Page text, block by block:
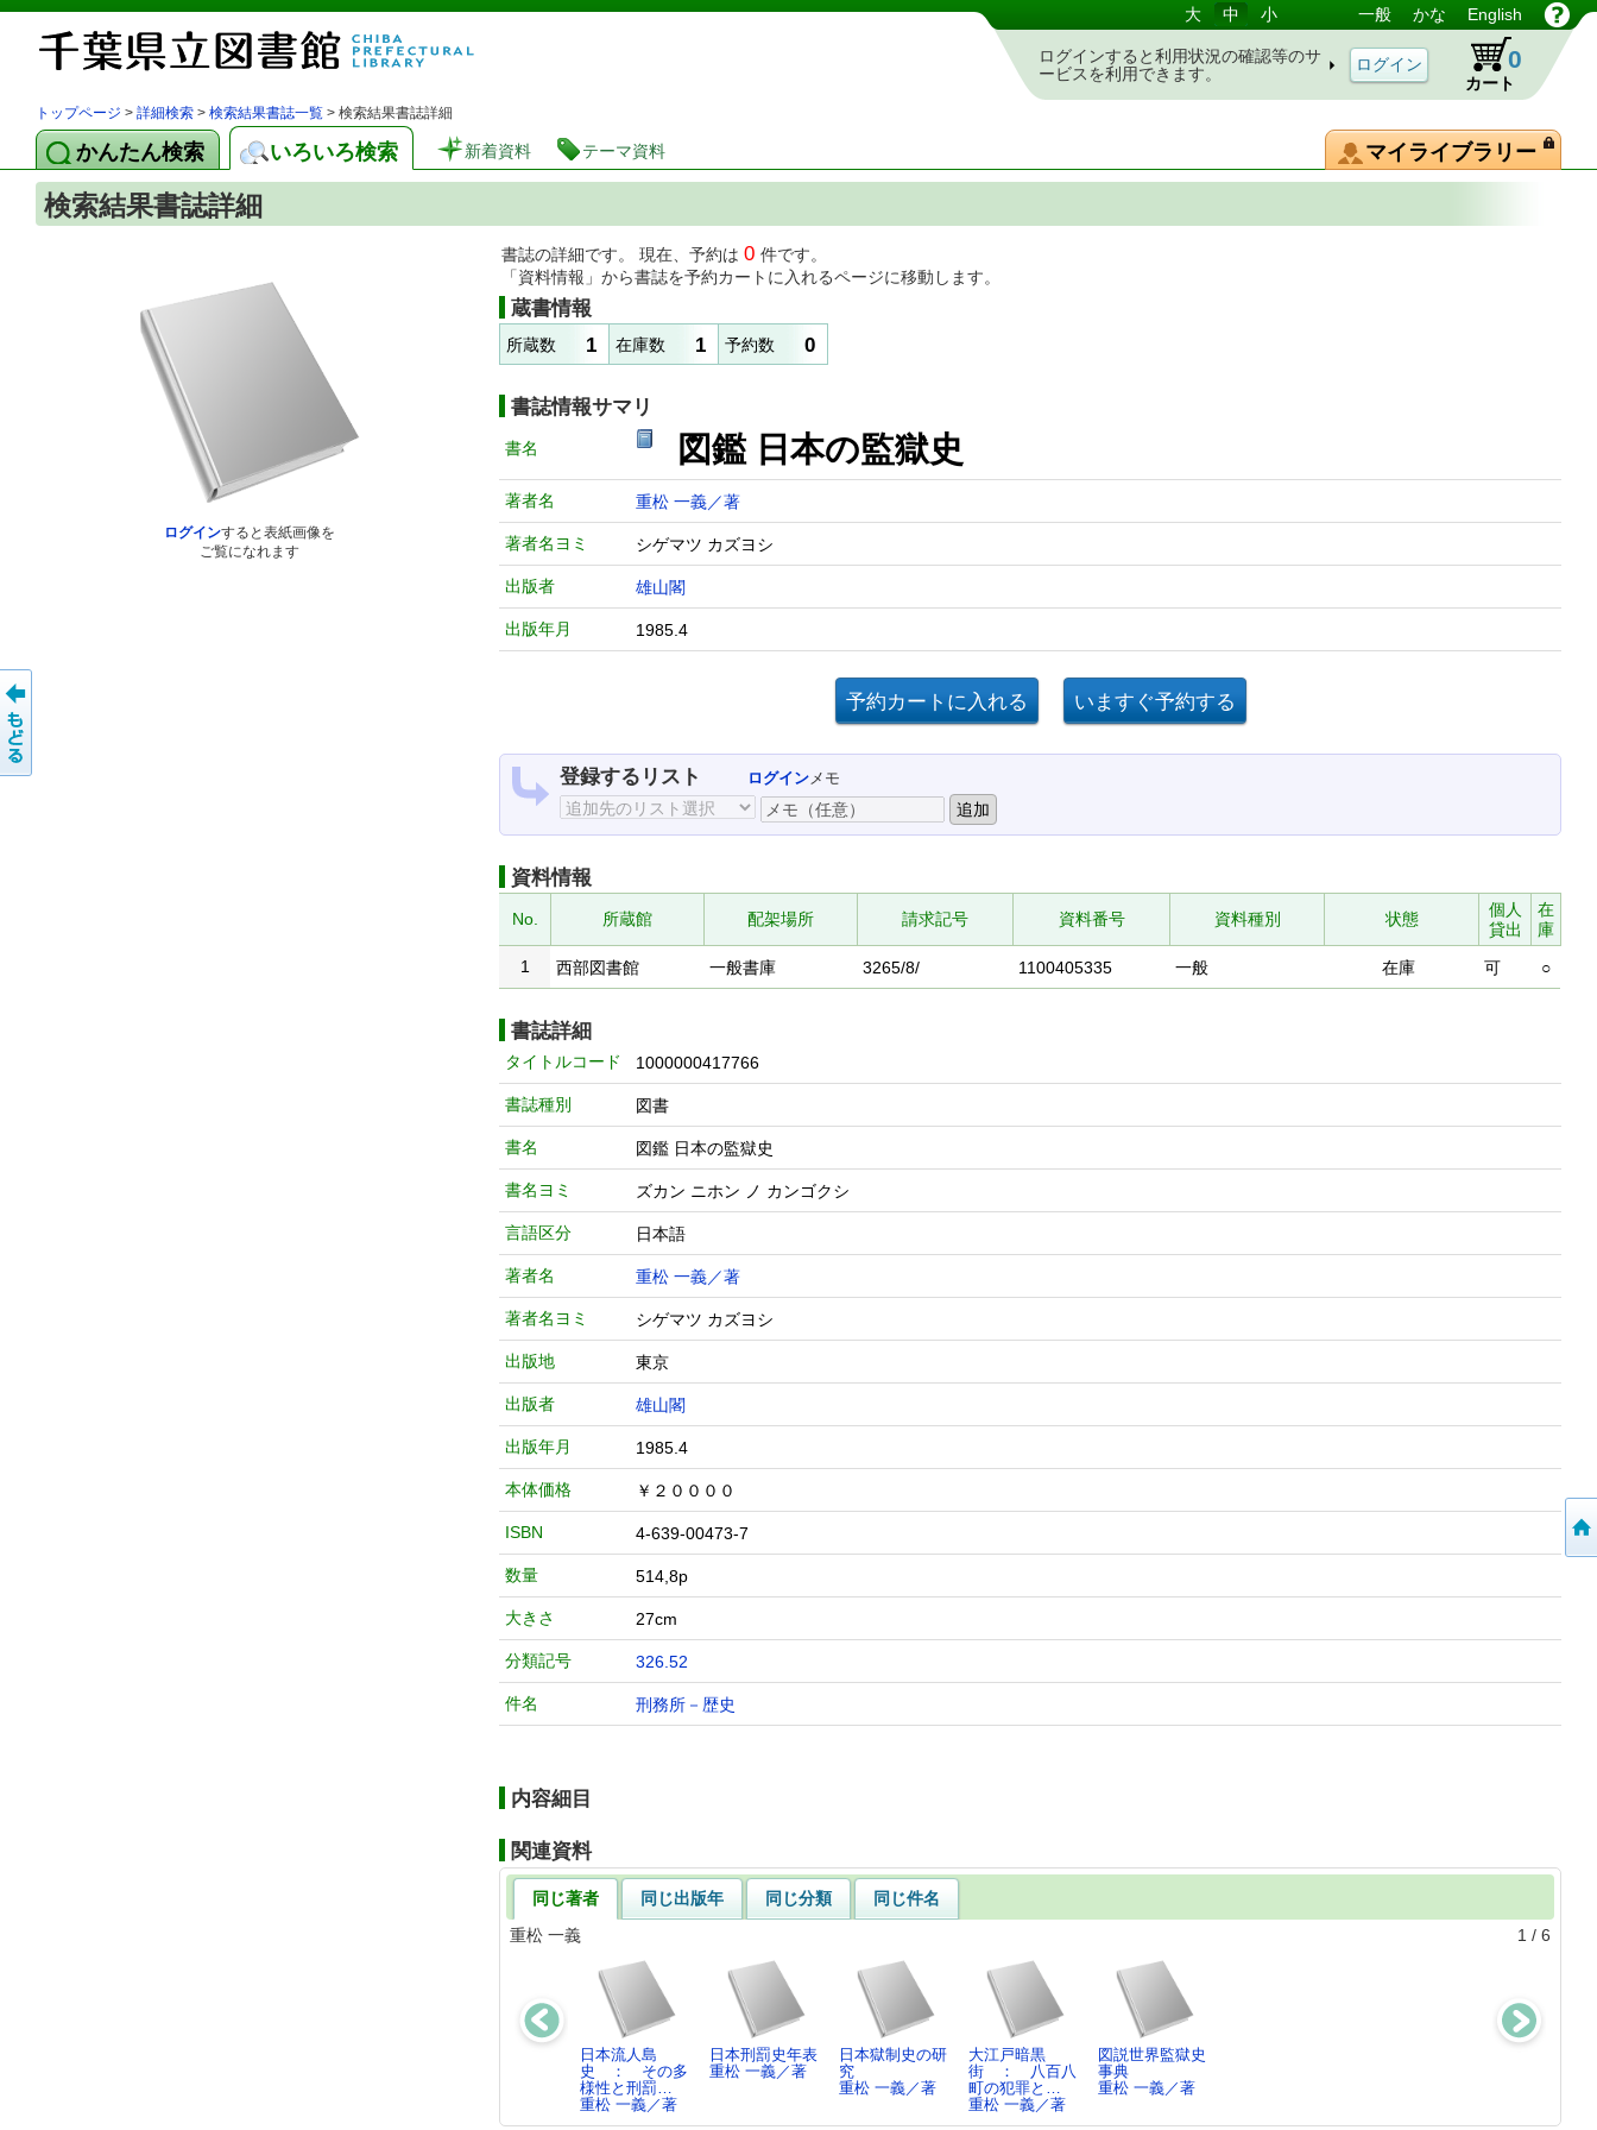
図書館 蔵書検索・予約システム 大 中 小 一般 かな English
ログインすると利用状況の確認等のサ
ービスを利用できます。
カート
0
トップページ > 詳細検索 > 検索結果書誌一覧 > 検索結果書誌詳細
かんたん検索 いろいろ検索 新着資料 テーマ資料 マイライブラリー
検索結果書誌詳細
ログインすると表紙画像を
ご覧になれます
書誌の詳細です。 現在、予約は 0 件です。
「資料情報」から書誌を予約カートに入れるページに移動します。
蔵書情報
所蔵数 1 在庫数 1 予約数 0
書誌情報サマリ
書名 図鑑 日本の監獄史
著者名 重松 一義／著
著者名ヨミ シゲマツ カズヨシ
出版者 雄山閣
出版年月 1985.4
登録するリスト ログインメモ
資料情報
No. 所蔵館 配架場所 請求記号 資料番号 資料種別 状態
個人
貸出
在
庫
1
西部図書館 一般書庫 3265/8/ 1100405335 一般 在庫 可 ○
書誌詳細
タイトルコード 1000000417766
書誌種別 図書
書名 図鑑 日本の監獄史
書名ヨミ ズカン ニホン ノ カンゴクシ
言語区分 日本語
著者名 重松 一義／著
著者名ヨミ シゲマツ カズヨシ
出版地 東京
出版者 雄山閣
出版年月 1985.4
本体価格 ￥２００００
ISBN 4-639-00473-7
数量 514,8p
大きさ 27cm
分類記号 326.52
件名 刑務所－歴史
内容細目
関連資料
同じ著者 同じ出版年 同じ分類
同じ件名
重松 一義
1 / 6
日本流人島
史 ： その多
様性と刑罰…
重松 一義／著
日本刑罰史年表
重松 一義／著
日本獄制史の研
究
重松 一義／著
大江戸暗黒
街 ： 八百八
町の犯罪と…
重松 一義／著
図説世界監獄史
事典
重松 一義／著